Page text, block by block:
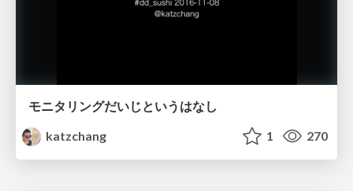
モニタリングだいじというはなし
katzchang
1 270